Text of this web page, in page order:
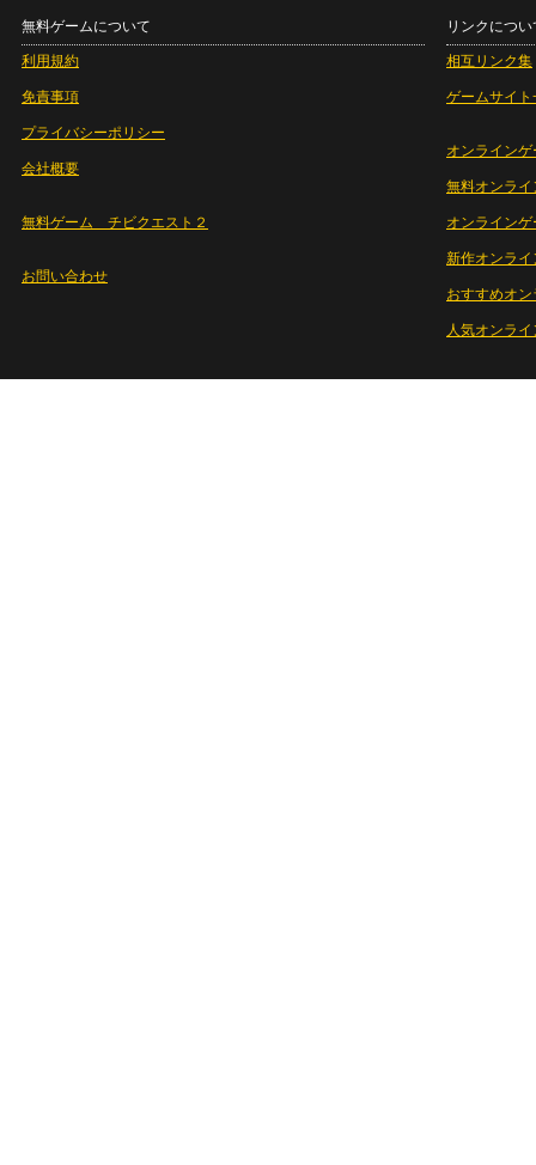
無料ゲームについて
利用規約
免責事項
プライバシーポリシー
会社概要
無料ゲーム チビクエスト２
お問い合わせ
リンクについ
相互リンク集
ゲームサイト
オンラインゲ
無料オンライ
オンライン
新作オンライ
おすすめオ
人気オンラ